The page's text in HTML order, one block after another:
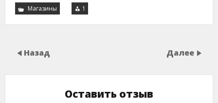
Магазины 1
Назад Далее
Оставить отзыв